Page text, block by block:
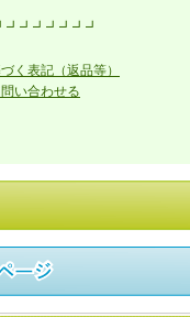
く表記（返品等）
い合わせる